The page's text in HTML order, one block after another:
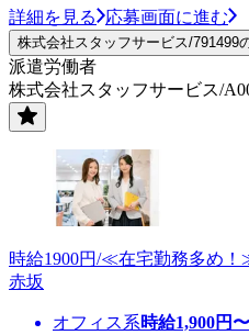
詳細を見る 応募画面に進む
株式会社スタッフサービス/791499
派遣労働者
株式会社スタッフサービス/
時給1900円/≪在宅勤務多め！
赤坂
オフィス系時給1,900円〜